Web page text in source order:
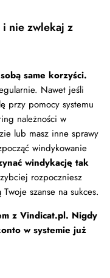
nie zwlekaj z
same korzyści.
Nawet jeśli
przy pomocy systemu
należności w
lub masz inne sprawy
windykowanie
windykację tak
rozpoczniesz
szanse na sukces.
z Vindicat.pl. Nigdy
w systemie już